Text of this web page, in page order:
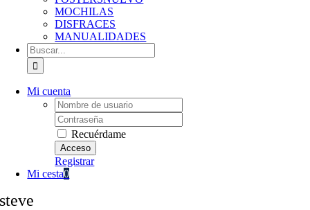
MOCHILAS
DISFRACES
MANUALIDADES
Buscar:
Mi cuenta
Username:
Password:
Recuérdame
Registrar
Mi cesta0
steve